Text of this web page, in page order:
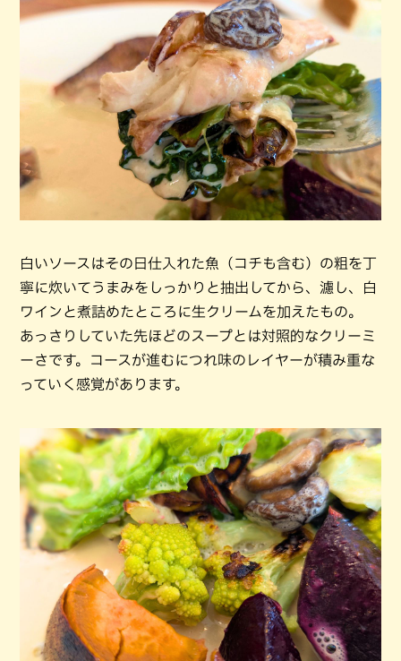
白いソースはその日仕入れた魚（コチも含む）の粗を丁
寧に炊いてうまみをしっかりと抽出してから、濾し、白
ワインと煮詰めたところに生クリームを加えたもの。
あっさりしていた先ほどのスープとは対照的なクリーミ
ーさです。コースが進むにつれ味のレイヤーが積み重な
っていく感覚があります。